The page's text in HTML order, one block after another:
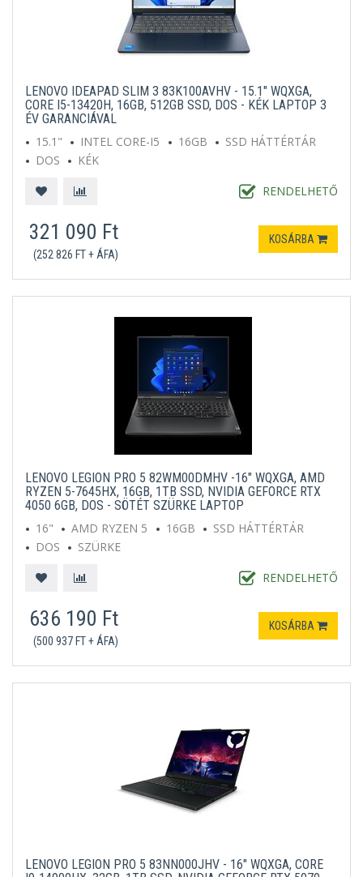
LENOVO IDEAPAD SLIM 3 83K100AVHV - 15.1" WQXGA,
CORE I5-13420H, 16GB, 512GB SSD, DOS - KÉK LAPTOP 3
ÉV GARANCIÁVAL
15.1"
INTEL CORE-I5 16GB
SSD HÁTTÉRTÁR
DOS
KÉK
RENDELHETŐ
321 090 Ft
(252 826 FT + ÁFA)
KOSÁRBA
LENOVO LEGION PRO 5 82WM00DMHV -16" WQXGA, AMD
RYZEN 5-7645HX, 16GB, 1TB SSD, NVIDIA GEFORCE RTX
4050 6GB, DOS - SÖTÉT SZÜRKE LAPTOP
16"
AMD RYZEN 5 16GB
SSD HÁTTÉRTÁR
DOS
SZÜRKE
RENDELHETŐ
636 190 Ft
(500 937 FT + ÁFA)
KOSÁRBA
LENOVO LEGION PRO 5 83NN000JHV - 16" WQXGA, CORE